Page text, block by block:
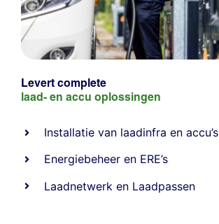
Levert complete
laad- en accu oplossingen
Installatie van laadinfra en accu’s
Energiebeheer en ERE’s
Laadnetwerk en Laadpassen